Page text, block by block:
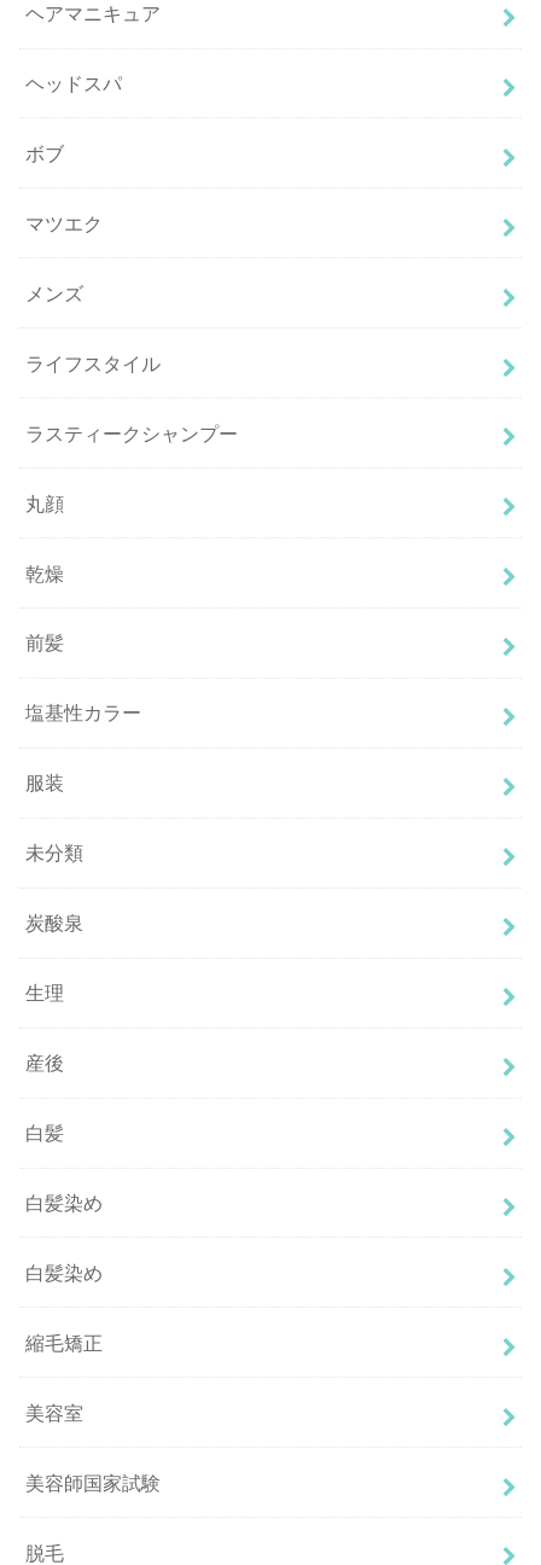
ヘアマニキュア
ヘッドスパ
ボブ
マツエク
メンズ
ライフスタイル
ラスティークシャンプー
丸顔
乾燥
前髪
塩基性カラー
服装
未分類
炭酸泉
生理
産後
白髪
白髪染め
白髪染め
縮毛矯正
美容室
美容師国家試験
脱毛